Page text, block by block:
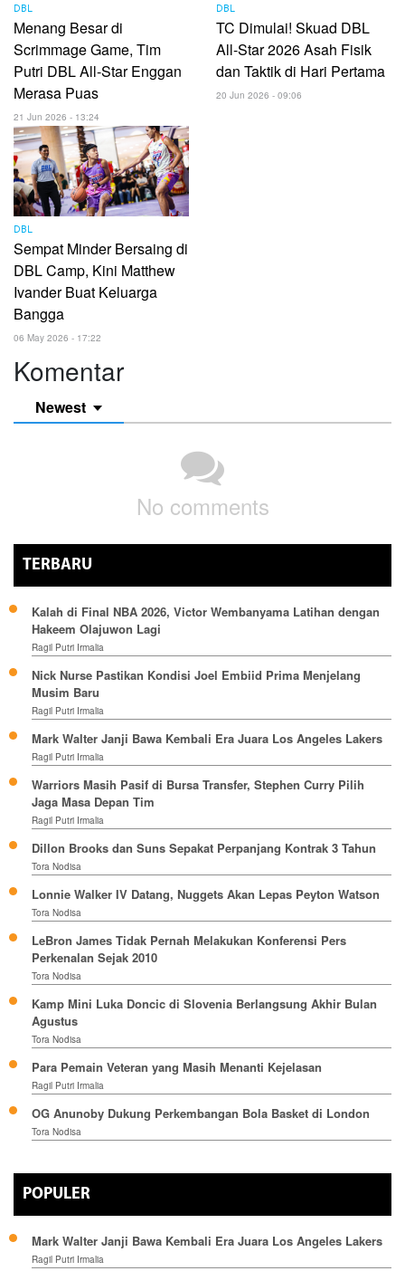
DBL
Menang Besar di
Scrimmage Game, Tim
Putri DBL All-Star Enggan
Merasa Puas
21 Jun 2026 - 13:24
DBL
TC Dimulai! Skuad DBL
All-Star 2026 Asah Fisik
dan Taktik di Hari Pertama
20 Jun 2026 - 09:06
DBL
Sempat Minder Bersaing di
DBL Camp, Kini Matthew
Ivander Buat Keluarga
Bangga
06 May 2026 - 17:22
Komentar
Newest
No comments
TERBARU
Kalah di Final NBA 2026, Victor Wembanyama Latihan dengan
Hakeem Olajuwon Lagi
Ragil Putri Irmalia
Nick Nurse Pastikan Kondisi Joel Embiid Prima Menjelang
Musim Baru
Ragil Putri Irmalia
Mark Walter Janji Bawa Kembali Era Juara Los Angeles Lakers
Ragil Putri Irmalia
Warriors Masih Pasif di Bursa Transfer, Stephen Curry Pilih
Jaga Masa Depan Tim
Ragil Putri Irmalia
Dillon Brooks dan Suns Sepakat Perpanjang Kontrak 3 Tahun
Tora Nodisa
Lonnie Walker IV Datang, Nuggets Akan Lepas Peyton Watson
Tora Nodisa
LeBron James Tidak Pernah Melakukan Konferensi Pers
Perkenalan Sejak 2010
Tora Nodisa
Kamp Mini Luka Doncic di Slovenia Berlangsung Akhir Bulan
Agustus
Tora Nodisa
Para Pemain Veteran yang Masih Menanti Kejelasan
Ragil Putri Irmalia
OG Anunoby Dukung Perkembangan Bola Basket di London
Tora Nodisa
POPULER
Mark Walter Janji Bawa Kembali Era Juara Los Angeles Lakers
Ragil Putri Irmalia